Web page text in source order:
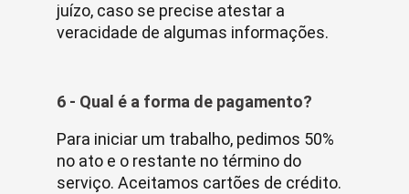
juízo, caso se precise atestar a
veracidade de algumas informações.
6 - Qual é a forma de pagamento?
Para iniciar um trabalho, pedimos 50%
no ato e o restante no término do
serviço. Aceitamos cartões de crédito.